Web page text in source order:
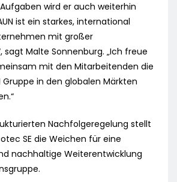
wird er auch weiterhin
ist ein starkes, international
mit großer
sagt Malte Sonnenburg. „Ich freue
mit den Mitarbeitenden die
Gruppe in den globalen Märkten
Nachfolgeregelung stellt
SE die Weichen für eine
nachhaltige Weiterentwicklung